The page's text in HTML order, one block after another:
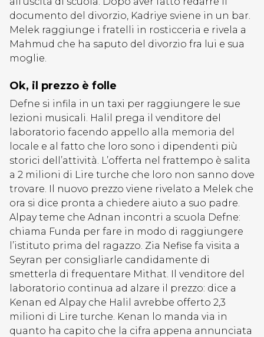
documento del divorzio, Kadriye sviene in un bar.
Melek raggiunge i fratelli in rosticceria e rivela a
Mahmud che ha saputo del divorzio fra lui e sua
moglie.
Ok, il prezzo è folle
Defne si infila in un taxi per raggiungere le sue
lezioni musicali. Halil prega il venditore del
laboratorio facendo appello alla memoria del
locale e al fatto che loro sono i dipendenti più
storici dell’attività. L’offerta nel frattempo è salita
a 2 milioni di Lire turche che loro non sanno dove
trovare. Il nuovo prezzo viene rivelato a Melek che
ora si dice pronta a chiedere aiuto a suo padre.
Alpay teme che Adnan incontri a scuola Defne:
chiama Funda per fare in modo di raggiungere
l’istituto prima del ragazzo. Zia Nefise fa visita a
Seyran per consigliarle candidamente di
smetterla di frequentare Mithat. Il venditore del
laboratorio continua ad alzare il prezzo: dice a
Kenan ed Alpay che Halil avrebbe offerto 2,3
milioni di Lire turche. Kenan lo manda via in
quanto ha capito che la cifra appena annunciata